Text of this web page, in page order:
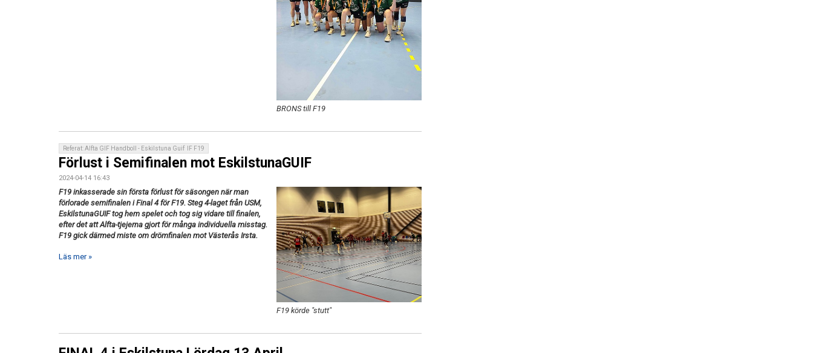
BRONS till F19
Referat: Alfta GIF Handboll - Eskilstuna Guif IF F19
Förlust i Semifinalen mot EskilstunaGUIF
2024-04-14 16:43
F19 körde "stutt"
F19 inkasserade sin första förlust för säsongen när man
förlorade semifinalen i Final 4 för F19. Steg 4-laget från USM,
EskilstunaGUIF tog hem spelet och tog sig vidare till finalen,
efter det att Alfta-tjejerna gjort för många individuella misstag.
F19 gick därmed miste om drömfinalen mot Västerås Irsta.
Läs mer »